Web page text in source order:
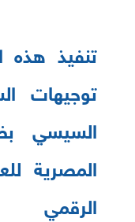
تنفيذ هذه
توجيهات
السيسي
المصرية
الرقمي